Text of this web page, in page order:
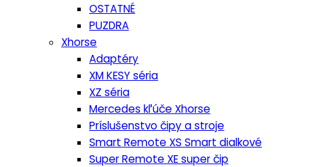
OSTATNÉ
PUZDRA
Xhorse
Adaptéry
XM KESY séria
XZ séria
Mercedes kľúče Xhorse
Príslušenstvo čipy a stroje
Smart Remote XS Smart dialkové
Super Remote XE super čip